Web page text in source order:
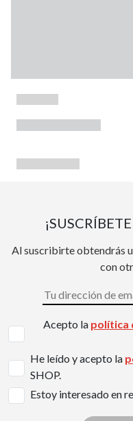
Al suscribirte obtendrás
con
Acepto la política
He leído y acepto la
SHOP.
Estoy interesado en